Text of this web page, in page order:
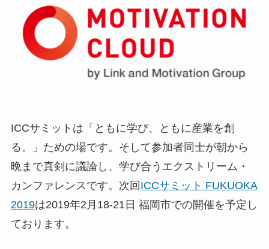
ICCサミットは「ともに学び、ともに産業を創
る。」ための場です。そして参加者同士が朝から
晩まで真剣に議論し、学び合うエクストリーム・
カンファレンスです。次回 ICCサミット FUKUOKA
2019は2019年2月18-21日 福岡市での開催を予定し
ております。